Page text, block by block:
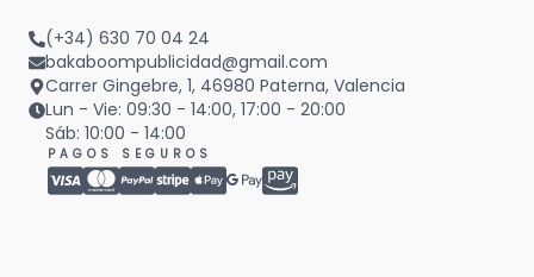
(+34) 630 70 04 24
bakaboompublicidad@gmail.com
Carrer Gingebre, 1, 46980 Paterna, Valencia
Lun - Vie: 09:30 - 14:00, 17:00 - 20:00
Sáb: 10:00 - 14:00
PAGOS SEGUROS